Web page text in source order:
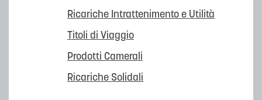
Ricariche Intrattenimento e Utilità
Titoli di Viaggio
Prodotti Camerali
Ricariche Solidali